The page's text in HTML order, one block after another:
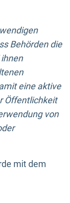
Behörden die
eine aktive
Öffentlichkeit
von
mit dem